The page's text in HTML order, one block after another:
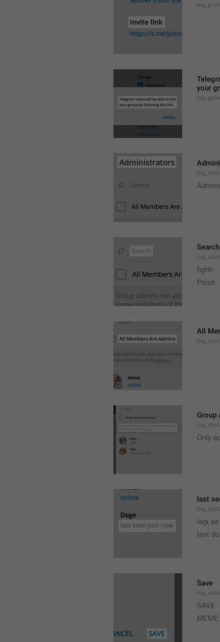
your
Search
hghh
Poisk
All
Group
Only
last
lagi
last
Save
SAVE
MEME